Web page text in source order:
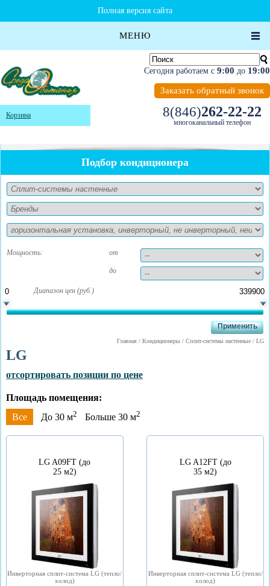
Полная версия сайта
МЕНЮ
Сегодня работаем с 9:00 до 19:00
Заказать обратный звонок
8(846)262-22-22
многоканальный телефон
Корзина
Подбор кондиционера
Мощность: от
до
Диапазон цен (руб.)
Главная / Кондиционеры / Сплит-системы настенные / LG
LG
отсортировать позиции по цене
Площадь помещения:
Все
До 30 м2 Больше 30 м2
LG A09FT (до
25 м2)
Инверторная сплит-система LG (тепло/
холод)
LG A12FT (до
35 м2)
Инверторная сплит-система LG (тепло/
холод)